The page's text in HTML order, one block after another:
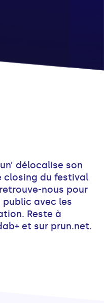
délocalise son
closing du festival
nous pour
public avec les
Reste à
et sur prun.net.